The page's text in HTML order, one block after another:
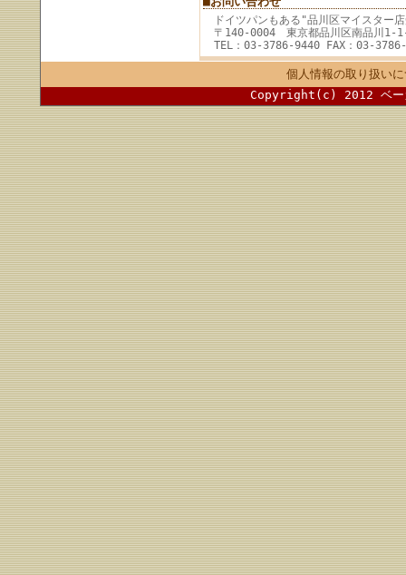
ドイツパンもある"品川区マイスター
〒140-0004 東京都品川区南品川1-
TEL：03-3786-9440 FAX：03-
個人情報の取り扱い
Copyright(c) 2012 ベー